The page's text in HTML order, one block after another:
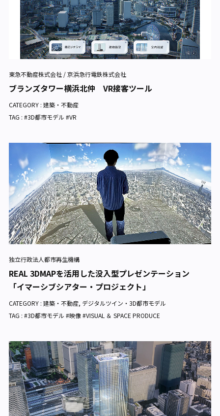
東急不動産株式会社 / 京浜急行電鉄株式会社
ブランズタワー横浜北仲 VR接客ツール
CATEGORY : 建築・不動産
TAG : #3D都市モデル #VR
独立行政法人都市再生機構
REAL 3DMAPを活用した没入型プレゼンテーション
「イマーシブシアター・プロジェクト」
CATEGORY : 建築・不動産, デジタルツイン・3D都市モデル
TAG : #3D都市モデル #映像 #VISUAL ＆ SPACE PRODUCE